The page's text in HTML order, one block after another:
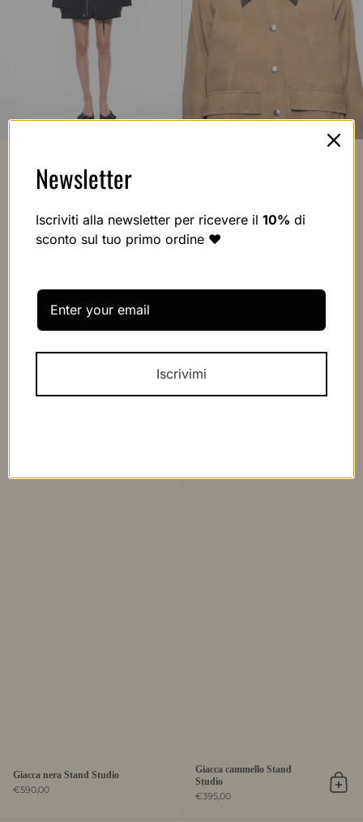
Giacca nera Stand Studio
€590,00
Giacca cammello Stand
Studio
€395,00
Newsletter
Iscriviti alla newsletter per ricevere il 10% di
sconto sul tuo primo ordine ❤️
Iscrivimi